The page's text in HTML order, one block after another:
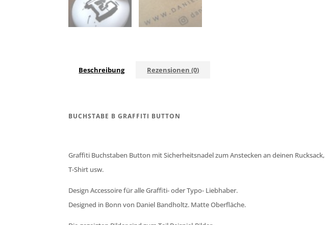
Beschreibung Rezensionen (0)
BUCHSTABE B GRAFFITI BUTTON
Graffiti Buchstaben Button mit Sicherheitsnadel zum Anstecken an deinen Rucksack,
T-Shirt usw.
Design Accessoire für alle Graffiti- oder Typo- Liebhaber.
Designed in Bonn von Daniel Bandholtz. Matte Oberfläche.